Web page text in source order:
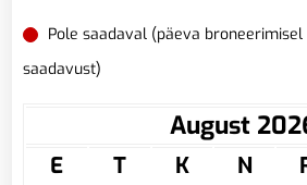
Pole saadaval (päeva
saadavust)
August
E T K N